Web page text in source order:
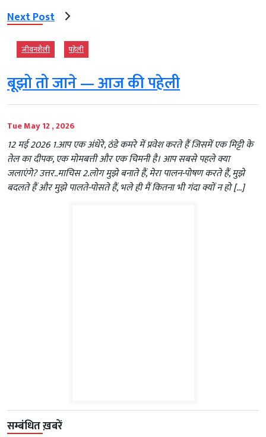
Next Post
जीवनशैली पहेली
बूझो तो जाने — आज की पहेली
Tue May 12 , 2026
12 मई 2026 1.आप एक अंधेरे, ठंडे कमरे में प्रवेश करते हैं जिसमें एक मिट्टी के
तेल का दीपक, एक मोमबत्ती और एक चिमनी है। आप सबसे पहले क्या
जलाएंगे? उत्तर..माचिस 2.लोग मुझे बनाते हैं, मेरा पालन-पोषण करते हैं, मुझे
बदलते हैं और मुझे पालते-पोसते हैं, भले ही मैं कितना भी गंदा क्यों न हो […]
सम्बंधित ख़बरें